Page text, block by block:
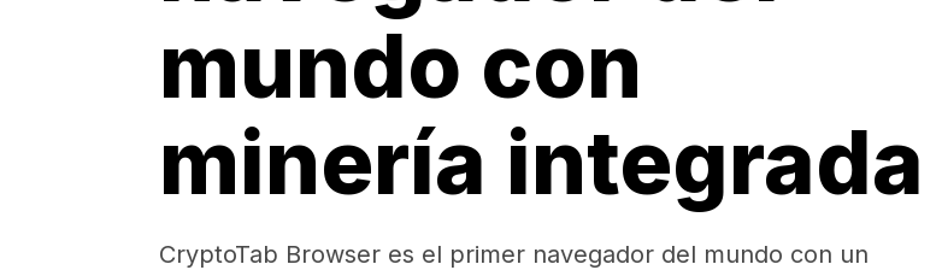
mundo con
minería integrada
CryptoTab Browser es el primer navegador del mundo con un